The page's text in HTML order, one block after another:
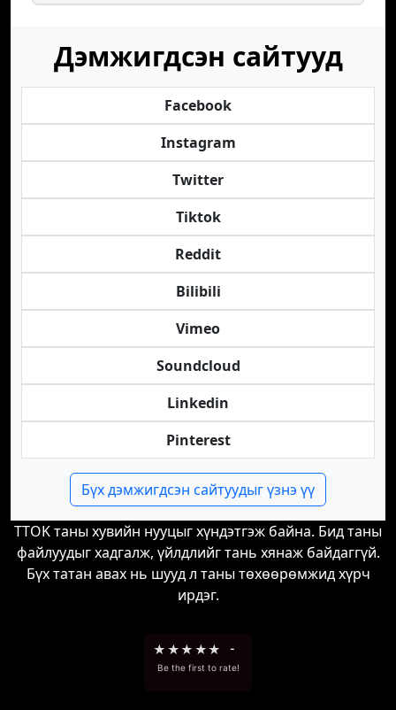
Дэмжигдсэн сайтууд
Facebook
Instagram
Twitter
Tiktok
Reddit
Bilibili
Vimeo
Soundcloud
Linkedin
Pinterest
Бүх дэмжигдсэн сайтуудыг үзнэ үү
TTOK таны хувийн нууцыг хүндэтгэж байна. Бид таны
файлуудыг хадгалж, үйлдлийг тань хянаж байдаггүй.
Бүх татан авах нь шууд л таны төхөөрөмжид хүрч
ирдэг.
★ ★★ ★★ -
Be the first to rate!